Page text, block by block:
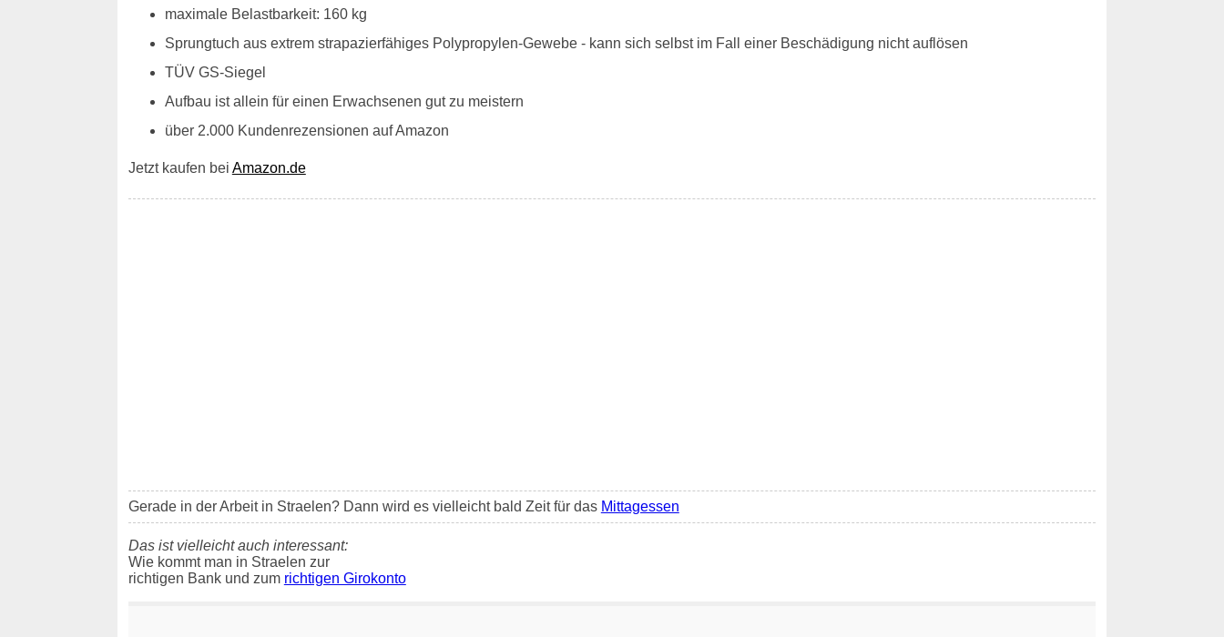
maximale Belastbarkeit: 160 kg
Sprungtuch aus extrem strapazierfähiges Polypropylen-Gewebe - kann sich selbst im Fall einer Beschädigung nicht auflösen
TÜV GS-Siegel
Aufbau ist allein für einen Erwachsenen gut zu meistern
über 2.000 Kundenrezensionen auf Amazon
Jetzt kaufen bei Amazon.de
Gerade in der Arbeit in Straelen? Dann wird es vielleicht bald Zeit für das Mittagessen
Das ist vielleicht auch interessant:
Wie kommt man in Straelen zur
richtigen Bank und zum richtigen Girokonto